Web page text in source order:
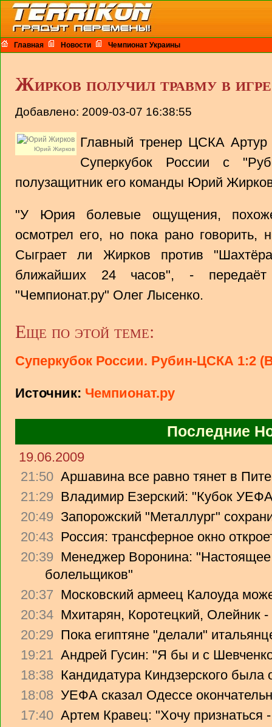
Главная Новости Чемпионат Украины
Жирков получил травму в
Добавлено: 2009-03-07 16:38:55
Юрий Жирков
Главный тренер ЦСКА
Суперкубок России с
полузащитник его команды Юрий
"У Юрия болевые ощущения,
осмотрел его, но пока рано говорить,
Сыграет ли Жирков против
ближайших 24 часов", - передаёт
"Чемпионат.ру" Олег Лысенко.
Еще по этой теме:
Суперкубок России. Рубин-ЦСКА 1:2
Источник: Чемпионат.ру
Последние
19.06.2009
21:50 Аршавина все равно тянет в
21:29 Владимир Езерский: "Кубок
20:49 Запорожский "Металлург"
20:43 Россия: трансферное окно
20:39 Менеджер Воронина: "Настоящее
болельщиков"
20:37 Московский армеец Калоуда
20:34 Мхитарян, Коротецкий, Олейник -
20:29 Пока египтяне "делали"
19:21 Андрей Гусин: "Я бы и с
18:38 Кандидатура Киндзерского была
18:08 УЕФА сказал Одессе
17:40 Артем Кравец: "Хочу признаться